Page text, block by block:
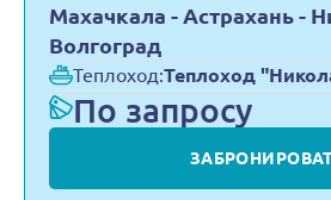
Махачкала - Астрахань -
Волгоград
Теплоход:Теплоход
По запросу